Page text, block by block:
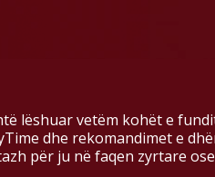
lëshuar vetëm kohët e
dhe rekomandimet e
për ju në faqen zyrtare